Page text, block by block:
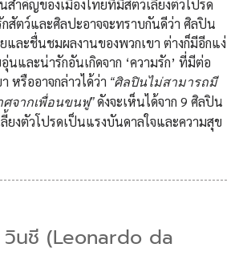
ำคัญของเมืองไทยที่มีสัตว์เลี้ยงตัวโปรด
สัตว์และศิลปะอาจจะทราบกันดีว่า ศิลปิน
และชื่นชมผลงานของพวกเขา ต่างก็มีอีกแง่
นและน่ารักอันเกิดจาก ‘ความรัก’ ที่มีต่อ
หรืออาจกล่าวได้ว่า “ศิลปินไม่สามารถมี
จากเพื่อนขนฟู”ดังจะเห็นได้จาก 9 ศิลปิน
ยงตัวโปรดเป็นแรงบันดาลใจและความสุข
วินชี (Leonardo da